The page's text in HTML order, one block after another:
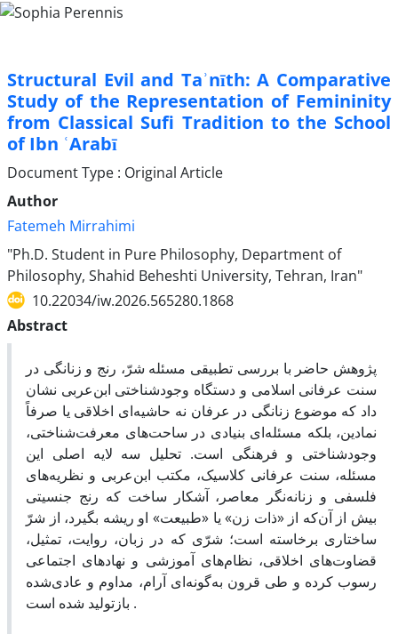
Structural Evil and Taʾnīth: A Comparative
Study of the Representation of Femininity
from Classical Sufi Tradition to the School
of Ibn ʿArabī
Document Type : Original Article
Author
Fatemeh Mirrahimi
"Ph.D. Student in Pure Philosophy, Department of
Philosophy, Shahid Beheshti University, Tehran, Iran"
10.22034/iw.2026.565280.1868
Abstract
پژوهش حاضر با بررسی تطبیقی مسئله شرّ، رنج و زنانگی در
سنت عرفانی اسلامی و دستگاه وجودشناختی ابن‌عربی نشان
داد که موضوع زنانگی در عرفان نه حاشیه‌ای اخلاقی یا صرفاً
نمادین، بلکه مسئله‌ای بنیادی در ساحت‌های معرفت‌شناختی،
وجودشناختی و فرهنگی است. تحلیل سه لایه اصلی این
مسئله، سنت عرفانی کلاسیک، مکتب ابن‌عربی و نظریه‌های
فلسفی و زنانه‌نگر معاصر، آشکار ساخت که رنج جنسیتی
بیش از آن‌که از «ذات زن» یا «طبیعت» او ریشه بگیرد، از شرّ
ساختاری برخاسته است؛ شرّی که در زبان، روایت، تمثیل،
قضاوت‌های اخلاقی، نظام‌های آموزشی و نهادهای اجتماعی
رسوب کرده و طی قرون به‌گونه‌ای آرام، مداوم و عادی‌شده
بازتولید شده است .